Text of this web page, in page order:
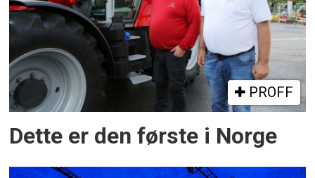
PROFF
Dette er den første i Norge